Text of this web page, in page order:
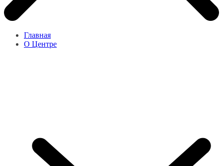
Главная
О Центре